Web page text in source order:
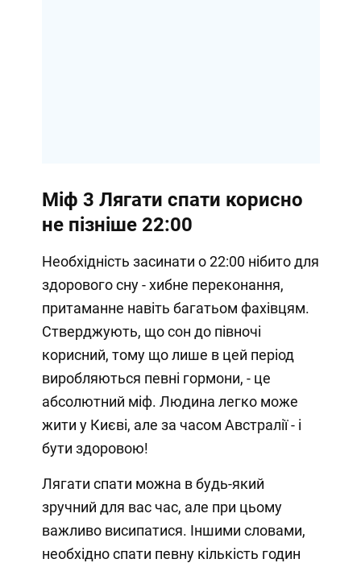
Міф 3 Лягати спати корисно
не пізніше 22:00
Необхідність засинати о 22:00 нібито для
здорового сну - хибне переконання,
притаманне навіть багатьом фахівцям.
Стверджують, що сон до півночі
корисний, тому що лише в цей період
виробляються певні гормони, - це
абсолютний міф. Людина легко може
жити у Києві, але за часом Австралії - і
бути здоровою!
Лягати спати можна в будь-який
зручний для вас час, але при цьому
важливо висипатися. Іншими словами,
необхідно спати певну кількість годин